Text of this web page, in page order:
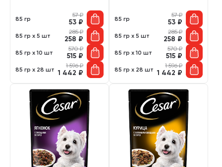
85 гр
57₽
53 ₽
85 гр х 5 шт
285₽
258 ₽
85 гр х 10 шт
570₽
515 ₽
85 гр х 28 шт
1 596₽
1 442 ₽
85 гр
57₽
53 ₽
85 гр х 5 шт
285₽
258 ₽
85 гр х 10 шт
570₽
515 ₽
85 гр х 28 шт
1 596₽
1 442 ₽